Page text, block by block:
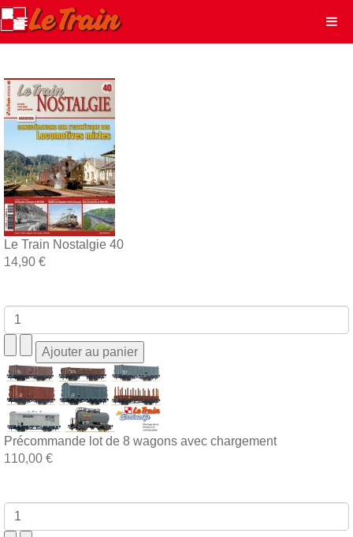
Le Train Nostalgie 40
14,90 €
Précommande lot de 8 wagons avec chargement
110,00 €